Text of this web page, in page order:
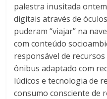
palestra inusitada
digitais através de
puderam “viajar” na
com conteúdo
responsável de
ônibus adaptado com
lúdicos e tecnologia de
consumo consciente de